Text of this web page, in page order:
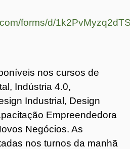
forms/d/
nos cursos de
Indústria 4.0,
Industrial, Design
Empreendedora
Negócios. As
nos turnos da manhã